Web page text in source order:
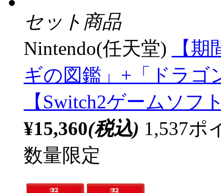
セット商品
Nintendo(任天堂)
【
ギの図鑑」+「ドラゴ
【Switch2ゲームソフ
¥15,360(税込) 1,537ポ
数量限定